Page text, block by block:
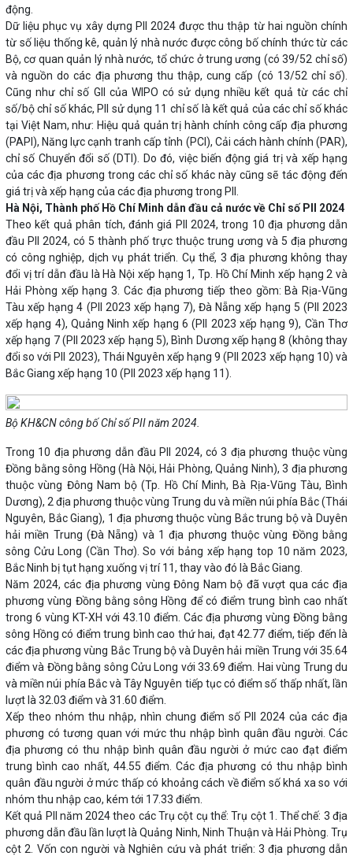
động.
Dữ liệu phục vụ xây dựng PII 2024 được thu thập từ hai nguồn chính
từ số liệu thống kê, quản lý nhà nước được công bố chính thức từ các
Bộ, cơ quan quản lý nhà nước, tổ chức ở trung ương (có 39/52 chỉ số)
và nguồn do các địa phương thu thập, cung cấp (có 13/52 chỉ số).
Cũng như chỉ số GII của WIPO có sử dụng nhiều kết quả từ các chỉ
số/bộ chỉ số khác, PII sử dụng 11 chỉ số là kết quả của các chỉ số khác
tại Việt Nam, như: Hiệu quả quản trị hành chính công cấp địa phương
(PAPI), Năng lực cạnh tranh cấp tỉnh (PCI), Cải cách hành chính (PAR),
chỉ số Chuyển đổi số (DTI). Do đó, việc biến động giá trị và xếp hạng
của các địa phương trong các chỉ số khác này cũng sẽ tác động đến
giá trị và xếp hạng của các địa phương trong PII.
Hà Nội, Thành phố Hồ Chí Minh dẫn đầu cả nước về Chỉ số PII 2024
Theo kết quả phân tích, đánh giá PII 2024, trong 10 địa phương dẫn
đầu PII 2024, có 5 thành phố trực thuộc trung ương và 5 địa phương
có công nghiệp, dịch vụ phát triển. Cụ thể, 3 địa phương không thay
đổi vị trí dẫn đầu là Hà Nội xếp hạng 1, Tp. Hồ Chí Minh xếp hạng 2 và
Hải Phòng xếp hạng 3. Các địa phương tiếp theo gồm: Bà Rịa-Vũng
Tàu xếp hạng 4 (PII 2023 xếp hạng 7), Đà Nẵng xếp hạng 5 (PII 2023
xếp hạng 4), Quảng Ninh xếp hạng 6 (PII 2023 xếp hạng 9), Cần Thơ
xếp hạng 7 (PII 2023 xếp hạng 5), Bình Dương xếp hạng 8 (không thay
đổi so với PII 2023), Thái Nguyên xếp hạng 9 (PII 2023 xếp hạng 10) và
Bắc Giang xếp hạng 10 (PII 2023 xếp hạng 11).
Bộ KH&CN công bố Chỉ số PII năm 2024.
Trong 10 địa phương dẫn đầu PII 2024, có 3 địa phương thuộc vùng
Đồng bằng sông Hồng (Hà Nội, Hải Phòng, Quảng Ninh), 3 địa phương
thuộc vùng Đông Nam bộ (Tp. Hồ Chí Minh, Bà Rịa-Vũng Tàu, Bình
Dương), 2 địa phương thuộc vùng Trung du và miền núi phía Bắc (Thái
Nguyên, Bắc Giang), 1 địa phương thuộc vùng Bắc trung bộ và Duyên
hải miền Trung (Đà Nẵng) và 1 địa phương thuộc vùng Đồng bằng
sông Cửu Long (Cần Thơ). So với bảng xếp hạng top 10 năm 2023,
Bắc Ninh bị tụt hạng xuống vị trí 11, thay vào đó là Bắc Giang.
Năm 2024, các địa phương vùng Đông Nam bộ đã vượt qua các địa
phương vùng Đồng bằng sông Hồng để có điểm trung bình cao nhất
trong 6 vùng KT-XH với 43.10 điểm. Các địa phương vùng Đồng bằng
sông Hồng có điểm trung bình cao thứ hai, đạt 42.77 điểm, tiếp đến là
các địa phương vùng Bắc Trung bộ và Duyên hải miền Trung với 35.64
điểm và Đồng bằng sông Cửu Long với 33.69 điểm. Hai vùng Trung du
và miền núi phía Bắc và Tây Nguyên tiếp tục có điểm số thấp nhất, lần
lượt là 32.03 điểm và 31.60 điểm.
Xếp theo nhóm thu nhập, nhìn chung điểm số PII 2024 của các địa
phương có tương quan với mức thu nhập bình quân đầu người. Các
địa phương có thu nhập bình quân đầu người ở mức cao đạt điểm
trung bình cao nhất, 44.55 điểm. Các địa phương có thu nhập bình
quân đầu người ở mức thấp có khoảng cách về điểm số khá xa so với
nhóm thu nhập cao, kém tới 17.33 điểm.
Kết quả PII năm 2024 theo các Trụ cột cụ thể: Trụ cột 1. Thể chế: 3 địa
phương dẫn đầu lần lượt là Quảng Ninh, Ninh Thuận và Hải Phòng. Trụ
cột 2. Vốn con người và Nghiên cứu và phát triển: 3 địa phương dẫn